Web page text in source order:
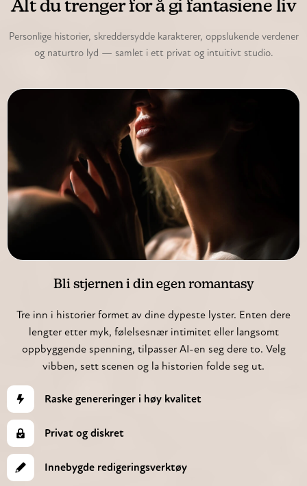
Alt du trenger for å gi fantasiene liv
Personlige historier, skreddersydde karakterer, oppslukende verdener
og naturtro lyd — samlet i ett privat og intuitivt studio.
Bli stjernen i din egen romantasy
Tre inn i historier formet av dine dypeste lyster. Enten dere
lengter etter myk, følelsesnær intimitet eller langsomt
oppbyggende spenning, tilpasser AI-en seg dere to. Velg
vibben, sett scenen og la historien folde seg ut.
Raske genereringer i høy kvalitet
Privat og diskret
Innebygde redigeringsverktøy